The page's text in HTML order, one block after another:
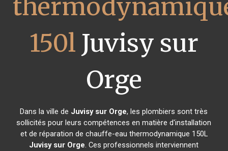
150l Juvisy sur
Orge
Dans la ville de Juvisy sur Orge, les plombiers sont très
sollicités pour leurs compétences en matière d'installation
et de réparation de chauffe-eau thermodynamique 150L
Juvisy sur Orge. Ces professionnels interviennent